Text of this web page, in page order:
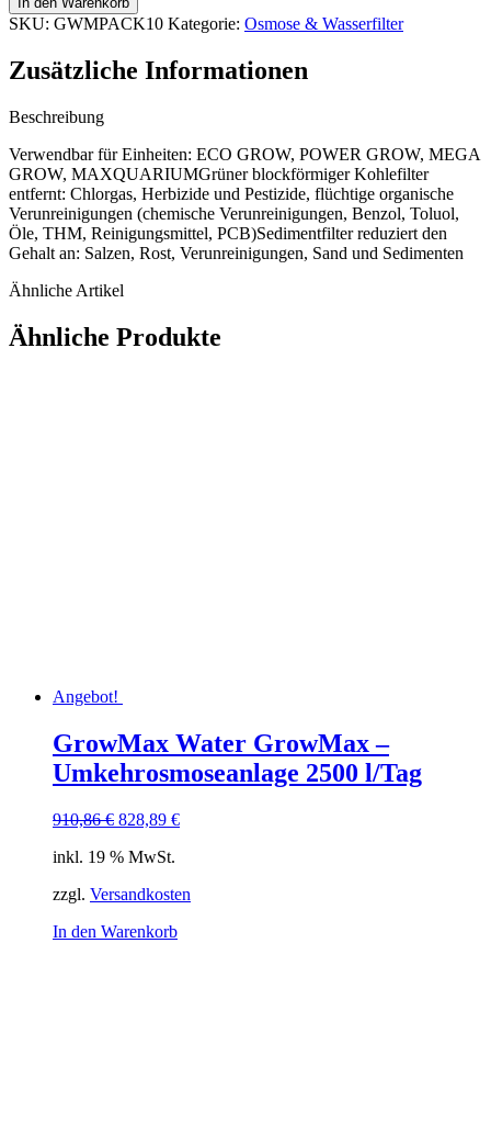
10"
mit
Ersatzfiltern.
SKU: GWMPACK10 Kategorie: Osmose & Wasserfilter
Zusätzliche Informationen
Beschreibung
Verwendbar für Einheiten: ECO GROW, POWER GROW, MEGA
GROW, MAXQUARIUMGrüner blockförmiger Kohlefilter
entfernt: Chlorgas, Herbizide und Pestizide, flüchtige organische
Verunreinigungen (chemische Verunreinigungen, Benzol, Toluol,
Öle, THM, Reinigungsmittel, PCB)Sedimentfilter reduziert den
Gehalt an: Salzen, Rost, Verunreinigungen, Sand und Sedimenten
Ähnliche Artikel
Ähnliche Produkte
Angebot!
GrowMax Water GrowMax –
Umkehrosmoseanlage 2500 l/Tag
910,86€ Ursprünglicher
war:
828,89 €Aktueller
inkl. 19 % MwSt.
zzgl. Versandkosten
In den Warenkorb